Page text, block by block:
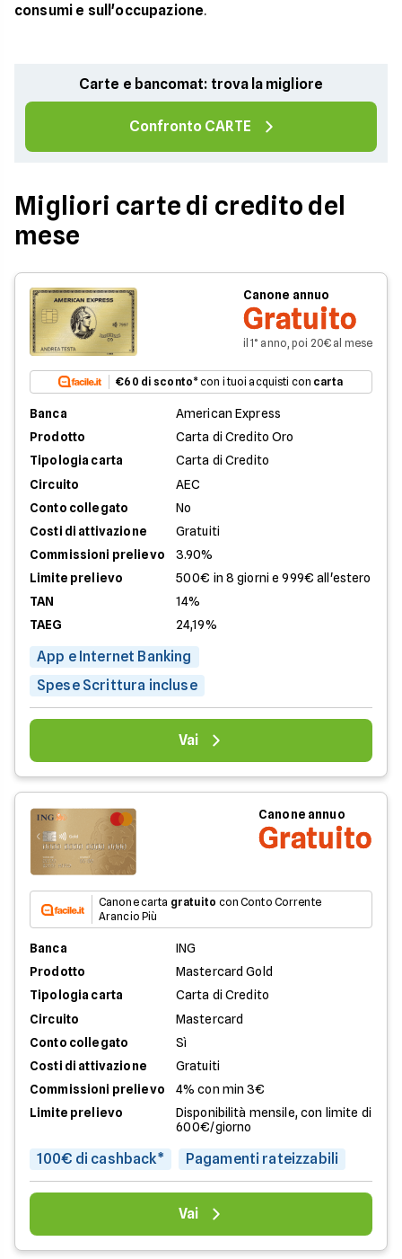
consumi e sull'occupazione.
Carte e bancomat: trova la migliore
Confronto CARTE
Migliori carte di credito del
mese
Canone annuo
Gratuito
il 1° anno, poi 20€ al mese
€60 di sconto* con i tuoi acquisti con carta
Banca
American Express
Prodotto
Carta di Credito Oro
Tipologia carta
Carta di Credito
Circuito
AEC
Conto collegato
No
Costi di attivazione
Gratuiti
Commissioni prelievo
3.90%
Limite prelievo
500€ in 8 giorni e 999€ all'estero
TAN
14%
TAEG
24,19%
App e Internet Banking
Spese Scrittura incluse
Vai
Canone annuo
Gratuito
Canone carta gratuito con Conto Corrente
Arancio Più
Banca
ING
Prodotto
Mastercard Gold
Tipologia carta
Carta di Credito
Circuito
Mastercard
Conto collegato
Sì
Costi di attivazione
Gratuiti
Commissioni prelievo
4% con min 3€
Limite prelievo
Disponibilità mensile, con limite di
600€/giorno
100€ di cashback* Pagamenti rateizzabili
Vai